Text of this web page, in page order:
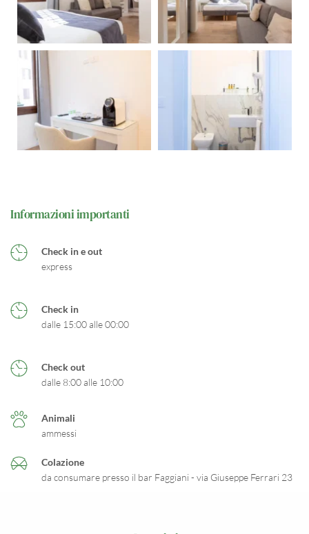
Informazioni importanti
Check in e out
express
Check in
dalle 15:00 alle 00:00
Check out
dalle 8:00 alle 10:00
Animali
ammessi
Colazione
da consumare presso il bar Faggiani - via Giuseppe Ferrari 23